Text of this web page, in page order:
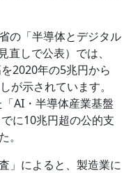
の「半導体とデジタル
しで公表）では、
2020年の5兆円から
が示されています。
AI・半導体産業基盤
に10兆円超の公的支
」によると、製造業に